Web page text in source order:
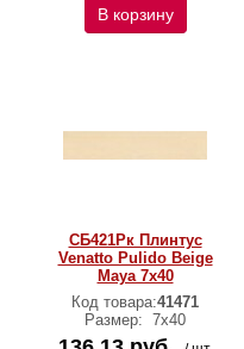
В корзину
СБ421Рк Плинтус
Venatto Pulido Beige
Maya 7x40
Код товара:41471
Размер: 7х40